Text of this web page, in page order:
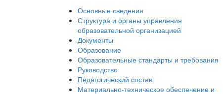
Основные сведения
Структура и органы управления
образовательной организацией
Документы
Образование
Образовательные стандарты и требования
Руководство
Педагогический состав
Материально-техническое обеспечение и